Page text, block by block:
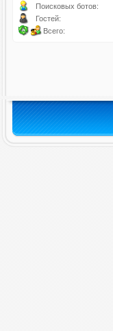
Поисковых ботов:
Гостей:
Всего: